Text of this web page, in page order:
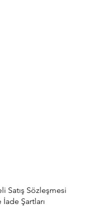
Satış Sözleşmesi
İade Şartları